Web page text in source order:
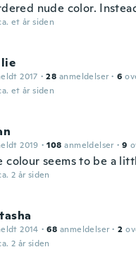
nude color.
et år siden
2017 · 28 anmeldelser · 6
et år siden
2019 · 108 anmeldelser · 9
colour seems to be a
2 år siden
2014 · 68 anmeldelser · 2
2 år siden